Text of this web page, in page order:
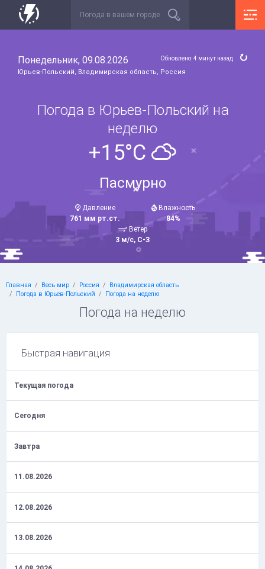
Понедельник, 09.08.2026
Юрьев-Польский, Владимирская область, Россия
Обновлено: 4 минут назад
Погода в Юрьев-Польский на
неделю
+15°C
Пасмурно
Давление
761 мм рт.ст.
Влажность
84%
Ветер
3 м/с, С-З
Главная Весь мир Россия
Владимирская область
Погода в Юрьев-Польский
Погода на неделю
Погода на неделю
Быстрая навигация
Текущая погода
Сегодня
Завтра
11.08.2026
12.08.2026
13.08.2026